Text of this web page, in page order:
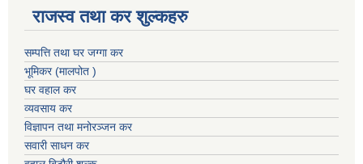
राजस्व तथा कर शुल्कहरु
सम्पत्ति तथा घर जग्गा कर
भूमिकर (मालपोत )
घर वहाल कर
व्यवसाय कर
विज्ञापन तथा मनोरञ्जन कर
सवारी साधन कर